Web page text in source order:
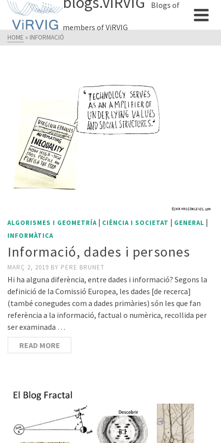
Blogs of
members of ViRVIG
HOME » INFORMACIÓ
ALGORISMES I GEOMETRÍA | CIÈNCIA I SOCIETAT | GENERAL |
INFORMÀTICA
Informació, dades i persones
MARÇ 2, 2019 BY PERE BRUNET
Hi ha alguna diferència, entre dades i informació? Segons la
definició de la Comissió Europea, les dades [de recerca]
(també conegudes com a dades primàries) són les que fan
referència a la informació, factual o numèrica, recollida per
ser examinada …
READ MORE